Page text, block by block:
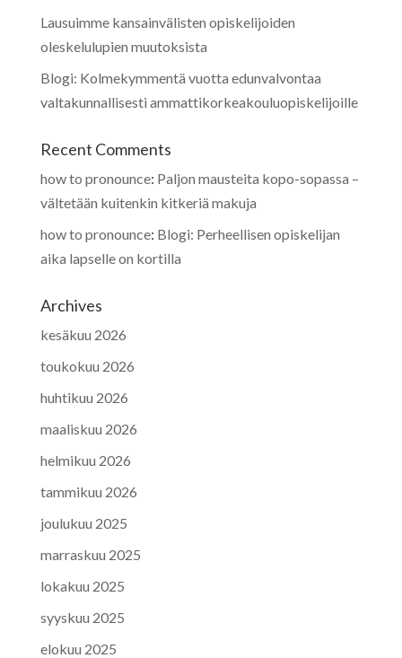
Lausuimme kansainvälisten opiskelijoiden
oleskelulupien muutoksista
Blogi: Kolmekymmentä vuotta edunvalvontaa
valtakunnallisesti ammattikorkeakouluopiskelijoille
Recent Comments
how to pronounce: Paljon mausteita kopo-sopassa –
vältetään kuitenkin kitkeriä makuja
how to pronounce: Blogi: Perheellisen opiskelijan
aika lapselle on kortilla
Archives
kesäkuu 2026
toukokuu 2026
huhtikuu 2026
maaliskuu 2026
helmikuu 2026
tammikuu 2026
joulukuu 2025
marraskuu 2025
lokakuu 2025
syyskuu 2025
elokuu 2025